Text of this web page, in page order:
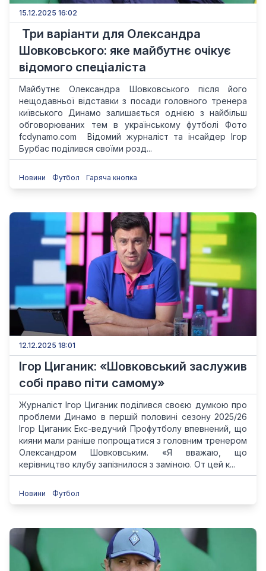
15.12.2025 16:02
Три варіанти для Олександра
Шовковського: яке майбутнє очікує
відомого спеціаліста
Майбутнє Олександра Шовковського після його
нещодавньої відставки з посади головного тренера
київського Динамо залишається однією з найбільш
обговорюваних тем в українському футболі Фото
fcdynamo.com Відомий журналіст та інсайдер Ігор
Бурбас поділився своїми розд...
Новини Футбол Гаряча кнопка
12.12.2025 18:01
Ігор Циганик: «Шовковський заслужив
собі право піти самому»
Журналіст Ігор Циганик поділився своєю думкою про
проблеми Динамо в першій половині сезону 2025/26
Ігор Циганик Екс-ведучий Профутболу впевнений, що
кияни мали раніше попрощатися з головним тренером
Олександром Шовковським. «Я вважаю, що
керівництво клубу запізнилося з заміною. От цей к...
Новини Футбол